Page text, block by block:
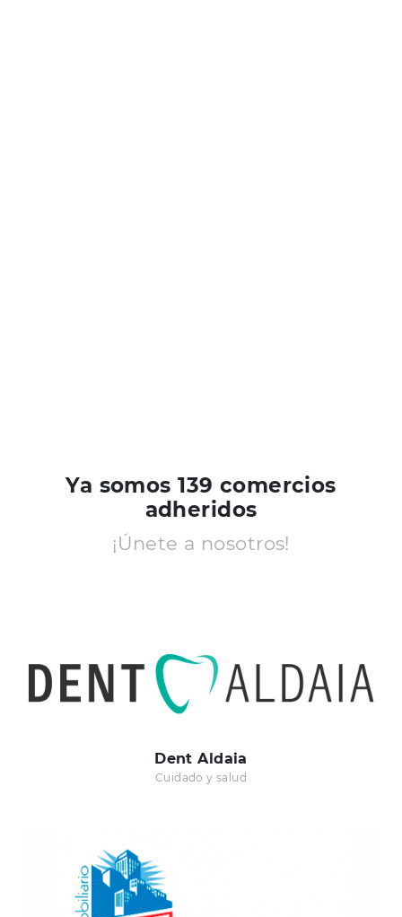
Ya somos 139 comercios
adheridos
¡Únete a nosotros!
Dent Aldaia
Cuidado y salud